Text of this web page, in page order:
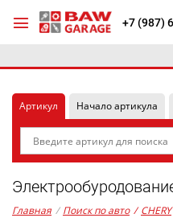
+7 (987)
Артикул Начало артикула
Главная / Поиск по авто / CHERY